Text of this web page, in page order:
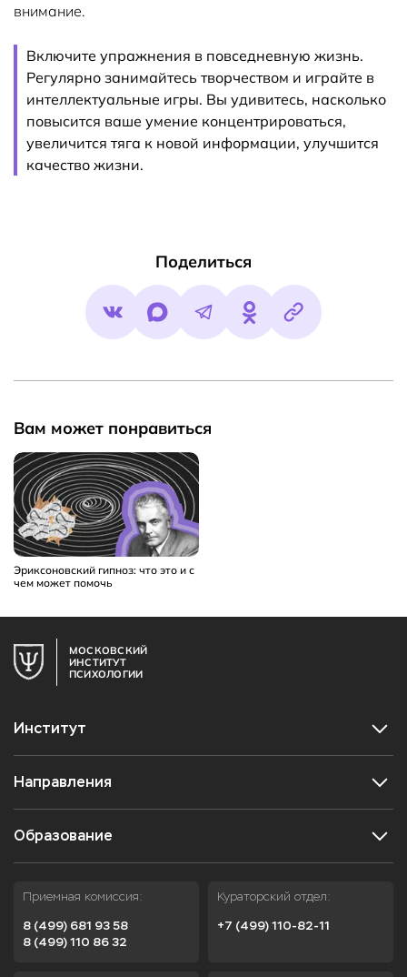
внимание.
Включите упражнения в повседневную жизнь.
Регулярно занимайтесь творчеством и играйте в
интеллектуальные игры. Вы удивитесь, насколько
повысится ваше умение концентрироваться,
увеличится тяга к новой информации, улучшится
качество жизни.
Поделиться
Вам может понравиться
Эриксоновский гипноз: что это и с
чем может помочь
МОСКОВСКИЙ
ИНСТИТУТ
ПСИХОЛОГИИ
Институт
Направления
Образование
Приемная комиссия:
8 (499) 681 93 58
8 (499) 110 86 32
Кураторский отдел:
+7 (499) 110-82-11